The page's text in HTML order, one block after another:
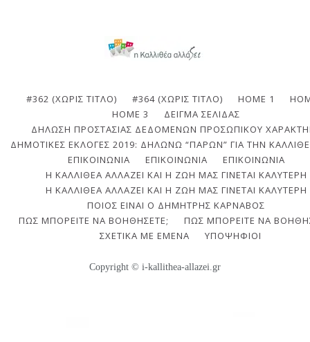
#362 (ΧΩΡΊΣ ΤΊΤΛΟ) #364 (ΧΩΡΊΣ ΤΊΤΛΟ) HOME 1
HOME 3
ΔΕΊΓΜΑ ΣΕΛΊΔΑΣ
ΔΉΛΩΣΗ ΠΡΟΣΤΑΣΊΑΣ ΔΕΔΟΜΈΝΩΝ ΠΡΟΣΩΠΙΚΟΎ
ΔΗΜΟΤΙΚΈΣ ΕΚΛΟΓΈΣ 2019: ΔΗΛΏΝΩ “ΠΑΡΏΝ” ΓΙΑ ΤΗΝ
ΕΠΙΚΟΙΝΩΝΙΑ
ΕΠΙΚΟΙΝΩΝΊΑ
ΕΠΙΚΟΙΝΩΝΊΑ
Η ΚΑΛΛΙΘΈΑ ΑΛΛΆΖΕΙ ΚΑΙ Η ΖΩΉ ΜΑΣ ΓΊΝΕΤΑΙ ΚΑΛΎΤΕΡΗ
Η ΚΑΛΛΙΘΈΑ ΑΛΛΆΖΕΙ ΚΑΙ Η ΖΩΉ ΜΑΣ ΓΊΝΕΤΑΙ ΚΑΛΎΤΕΡΗ
ΠΟΙΟΣ ΕΊΝΑΙ Ο ΔΗΜΉΤΡΗΣ ΚΆΡΝΑΒΟΣ
ΠΩΣ ΜΠΟΡΕΊΤΕ ΝΑ ΒΟΗΘΉΣΕΤΕ;
ΠΩΣ ΜΠΟΡΕΊΤΕ ΝΑ
ΣΧΕΤΙΚΆ ΜΕ ΕΜΈΝΑ
ΥΠΟΨΉΦΙΟΙ
Copyright © i-kallithea-allazei.gr